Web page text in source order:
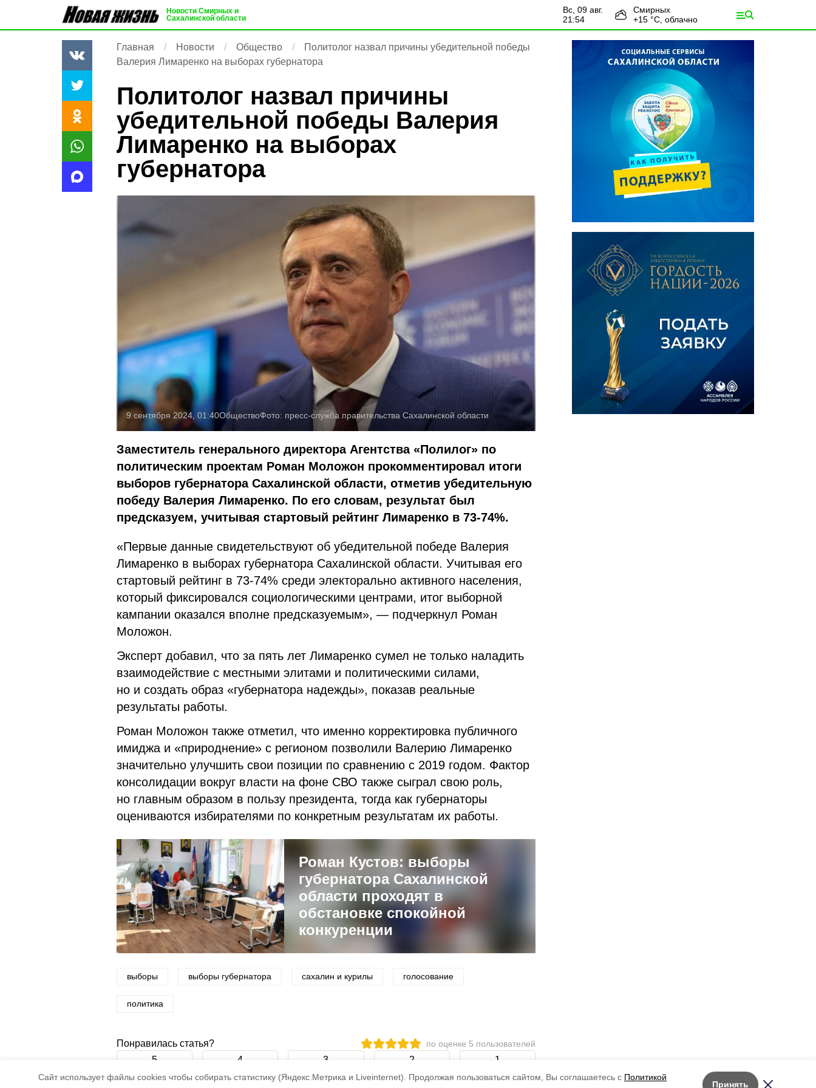
Cайт использует файлы cookies чтобы собирать статистику (Яндекс.Метрика и Liveinternet). Продолжая пользоваться сайтом, Вы соглашаетесь с Политикой
Принять
Новости Смирных и
Сахалинской области
вс, 09 авг.
21:54
Смирных
+15 °С, облачно
Главная Новости Общество
Политолог назвал причины убедительной победы
Валерия Лимаренко на выборах губернатора
Политолог назвал причины
убедительной победы Валерия
Лимаренко на выборах
губернатора
9 сентября 2024, 01:40ОбществоФото: пресс-служба правительства Сахалинской области
Заместитель генерального директора Агентства «Полилог» по
политическим проектам Роман Моложон прокомментировал итоги
выборов губернатора Сахалинской области, отметив убедительную
победу Валерия Лимаренко. По его словам, результат был
предсказуем, учитывая стартовый рейтинг Лимаренко в 73-74%.
«Первые данные свидетельствуют об убедительной победе Валерия
Лимаренко в выборах губернатора Сахалинской области. Учитывая его
стартовый рейтинг в 73-74% среди электорально активного населения,
который фиксировался социологическими центрами, итог выборной
кампании оказался вполне предсказуемым», — подчеркнул Роман
Моложон.
Эксперт добавил, что за пять лет Лимаренко сумел не только наладить
взаимодействие с местными элитами и политическими силами,
но и создать образ «губернатора надежды», показав реальные
результаты работы.
Роман Моложон также отметил, что именно корректировка публичного
имиджа и «природнение» с регионом позволили Валерию Лимаренко
значительно улучшить свои позиции по сравнению с 2019 годом. Фактор
консолидации вокруг власти на фоне СВО также сыграл свою роль,
но главным образом в пользу президента, тогда как губернаторы
оцениваются избирателями по конкретным результатам их работы.
Роман Кустов: выборы
губернатора Сахалинской
области проходят в
обстановке спокойной
конкуренции
выборы выборы губернатора сахалин и курилы голосование
политика
Понравилась статья? по оценке 5 пользователей
5 4 3 2 1